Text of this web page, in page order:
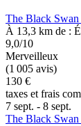
The Black
À 13,3 km de :
9,0/10
Merveilleux
(1 005 avis)
130 €
taxes et frais
7 sept. - 8 sept.
The Black